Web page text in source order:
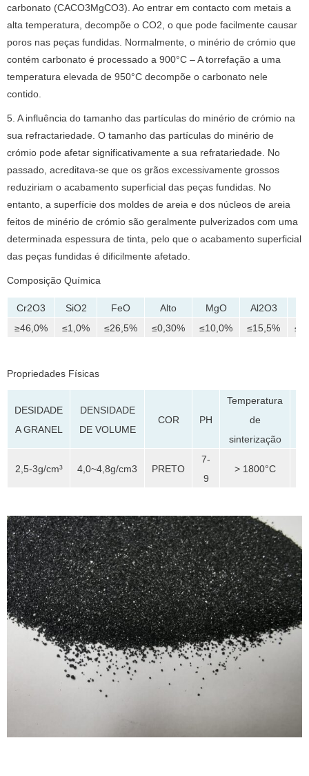
carbonato (CACO3MgCO3). Ao entrar em contacto com metais a
alta temperatura, decompõe o CO2, o que pode facilmente causar
poros nas peças fundidas. Normalmente, o minério de crómio que
contém carbonato é processado a 900°C – A torrefação a uma
temperatura elevada de 950°C decompõe o carbonato nele
contido.
5. A influência do tamanho das partículas do minério de crómio na
sua refractariedade. O tamanho das partículas do minério de
crómio pode afetar significativamente a sua refratariedade. No
passado, acreditava-se que os grãos excessivamente grossos
reduziriam o acabamento superficial das peças fundidas. No
entanto, a superfície dos moldes de areia e dos núcleos de areia
feitos de minério de crómio são geralmente pulverizados com uma
determinada espessura de tinta, pelo que o acabamento superficial
das peças fundidas é dificilmente afetado.
Composição Química
Cr2O3 SiO2 FeO Alto MgO
Al2O3
≥46,0%
≤1,0% ≤26,5% ≤0,30% ≤10,0% ≤15,5%
Propriedades Físicas
DESIDADE
A GRANEL
DENSIDADE
DE VOLUME
COR PH
Temperatura
de
sinterização
2,5-3g/cm³ 4,0~4,8g/cm3 PRETO
7-
9
> 1800°C